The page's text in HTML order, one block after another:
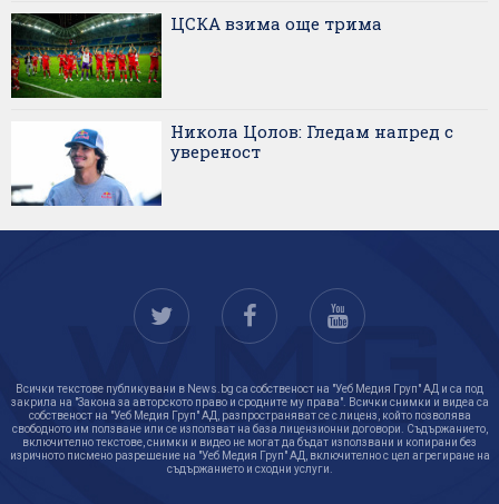
ЦСКА взима още трима
Никола Цолов: Гледам напред с
увереност
Всички текстове публикувани в News.bg са собственост на "Уеб Медия Груп" АД и са под
закрила на "Закона за авторското право и сродните му права". Всички снимки и видеа са
собственост на "Уеб Медия Груп" АД, разпространяват се с лиценз, който позволява
свободното им ползване или се използват на база лицензионни договори. Съдържанието,
включително текстове, снимки и видео не могат да бъдат използвани и копирани без
изричното писмено разрешение на "Уеб Медия Груп" АД, включително с цел агрегиране на
съдържанието и сходни услуги.